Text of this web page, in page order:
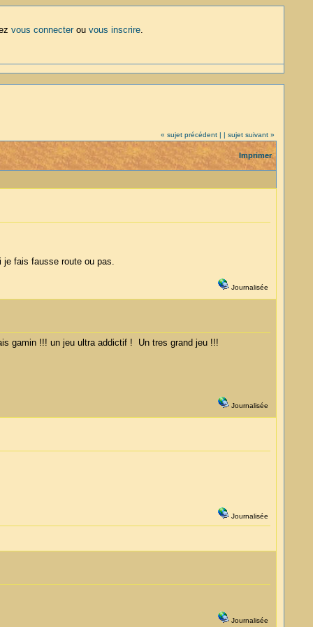
vous connecterou vous inscrire.
« sujet précédent | | sujet suivant »
Imprimer
je fais fausse route ou pas.
Journalisée
gamin !!! un jeu ultra addictif ! Un tres grand jeu !!!
Journalisée
Journalisée
Journalisée